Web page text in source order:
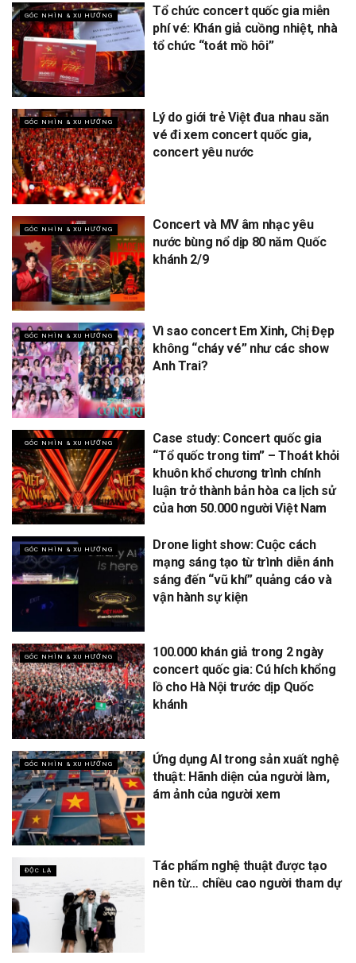
GÓC NHÌN & XU HƯỚNG
Tổ chức concert quốc gia miễn
phí vé: Khán giả cuồng nhiệt, nhà
tổ chức “toát mồ hôi”
GÓC NHÌN & XU HƯỚNG
Lý do giới trẻ Việt đua nhau săn
vé đi xem concert quốc gia,
concert yêu nước
GÓC NHÌN & XU HƯỚNG
Concert và MV âm nhạc yêu
nước bùng nổ dịp 80 năm Quốc
khánh 2/9
GÓC NHÌN & XU HƯỚNG
Vì sao concert Em Xinh, Chị Đẹp
không “cháy vé” như các show
Anh Trai?
GÓC NHÌN & XU HƯỚNG
Case study: Concert quốc gia
“Tổ quốc trong tim” – Thoát khỏi
khuôn khổ chương trình chính
luận trở thành bản hòa ca lịch sử
của hơn 50.000 người Việt Nam
GÓC NHÌN & XU HƯỚNG
Drone light show: Cuộc cách
mạng sáng tạo từ trình diễn ánh
sáng đến “vũ khí” quảng cáo và
vận hành sự kiện
GÓC NHÌN & XU HƯỚNG
100.000 khán giả trong 2 ngày
concert quốc gia: Cú hích khổng
lồ cho Hà Nội trước dịp Quốc
khánh
GÓC NHÌN & XU HƯỚNG
Ứng dụng AI trong sản xuất nghệ
thuật: Hãnh diện của người làm,
ám ảnh của người xem
ĐỘC LẠ
Tác phẩm nghệ thuật được tạo
nên từ… chiều cao người tham dự